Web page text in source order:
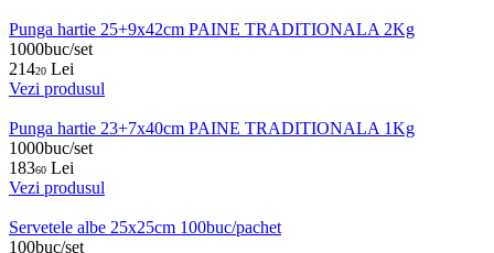
Punga hartie 25+9x42cm PAINE TRADITIONALA 2Kg
1000buc/set
21420 Lei
Vezi produsul
Punga hartie 23+7x40cm PAINE TRADITIONALA 1Kg
1000buc/set
18360 Lei
Vezi produsul
Servetele albe 25x25cm 100buc/pachet
100buc/set